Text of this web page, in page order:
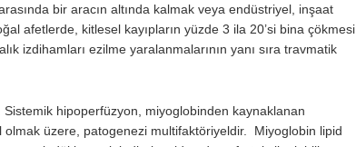
bir aracın altında kalmak veya endüstriyel, inşaat
afetlerde, kitlesel kayıpların yüzde 3 ila 20’si bina çökmesi
izdihamları ezilme yaralanmalarının yanı sıra travmatik
hipoperfüzyon, miyoglobinden kaynaklanan
üzere, patogenezi multifaktöriyeldir. Miyoglobin lipid